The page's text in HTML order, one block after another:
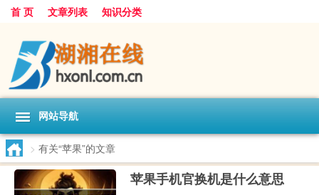
首 页 文章列表 知识分类
网站导航
> 有关“苹果”的文章
苹果手机官换机是什么意思